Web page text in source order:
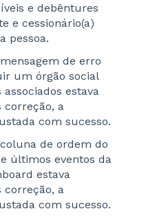
e debêntures
e cessionário(a)
pessoa.
de erro
um órgão social
estava
correção, a
com sucesso.
de ordem do
últimos eventos da
estava
correção, a
com sucesso.